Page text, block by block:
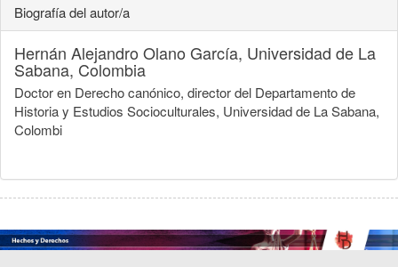
Biografía del autor/a
Hernán Alejandro Olano García, Universidad de La
Sabana, Colombia
Doctor en Derecho canónico, director del Departamento de
Historia y Estudios Socioculturales, Universidad de La Sabana,
Colombi